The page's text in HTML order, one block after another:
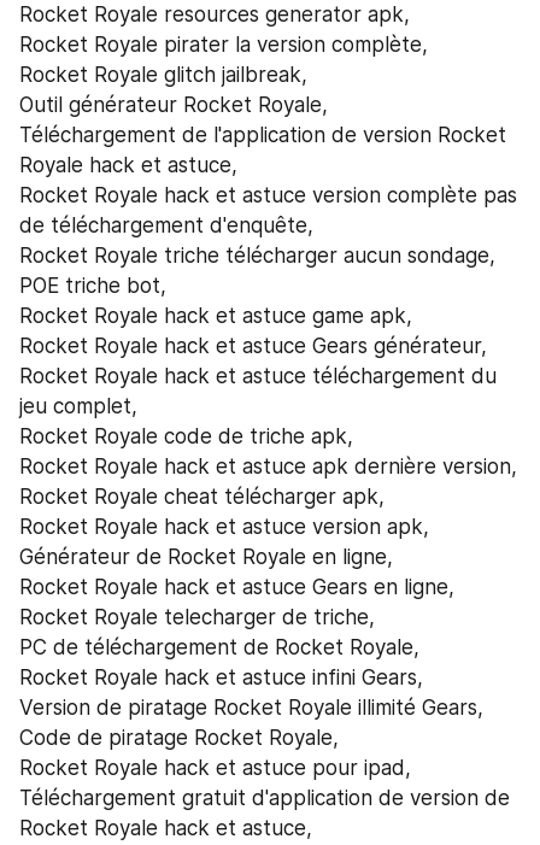
Rocket Royale resources generator apk,
Rocket Royale pirater la version complète,
Rocket Royale glitch jailbreak,
Outil générateur Rocket Royale,
Téléchargement de l'application de version Rocket
Royale hack et astuce,
Rocket Royale hack et astuce version complète pas
de téléchargement d'enquête,
Rocket Royale triche télécharger aucun sondage,
POE triche bot,
Rocket Royale hack et astuce game apk,
Rocket Royale hack et astuce Gears générateur,
Rocket Royale hack et astuce téléchargement du
jeu complet,
Rocket Royale code de triche apk,
Rocket Royale hack et astuce apk dernière version,
Rocket Royale cheat télécharger apk,
Rocket Royale hack et astuce version apk,
Générateur de Rocket Royale en ligne,
Rocket Royale hack et astuce Gears en ligne,
Rocket Royale telecharger de triche,
PC de téléchargement de Rocket Royale,
Rocket Royale hack et astuce infini Gears,
Version de piratage Rocket Royale illimité Gears,
Code de piratage Rocket Royale,
Rocket Royale hack et astuce pour ipad,
Téléchargement gratuit d'application de version de
Rocket Royale hack et astuce,